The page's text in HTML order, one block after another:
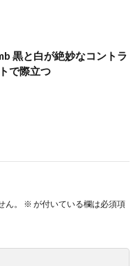
黒と白が絶妙なコントラ
で際立つ
。 ※ が付いている欄は必須項